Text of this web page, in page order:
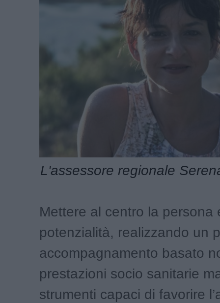
L'assessore regionale
Mettere al centro la persona
potenzialità, realizzando un
accompagnamento basato
prestazioni socio sanitarie
strumenti capaci di favorire